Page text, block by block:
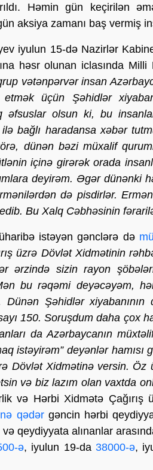
Həmin gün keçirilən
aksiya zamanı baş vermiş
iyulun 15-də Nazirlər
həsr olunan iclasında
vətənpərvər insan
üçün Şəhidlər
əfsuslar olsun ki, bu
bağlı haradansa xəbər
dünən bəzi müxalif
içinə girərək orada
deyirəm. Əgər dünənki
də pisdirlər.
edib. Bu Xalq Cəbhəsinin
istəyən gənclərə də
üzrə Dövlət Xidmətinin
ərzində sizin rayon
bu rəqəmi deyəcəyəm,
Şəhidlər
150. Soruşdum daha çox
da Azərbaycanın
istəyirəm” deyənlər
Dövlət Xidmətinə versin. Öz
və biz lazım olan vaxtda
və Hərbi Xidmətə Çağırış
qədərgəncin hərbi
qeydiyyata alınanlar
ə, iyulun 19-da 38000-ə,